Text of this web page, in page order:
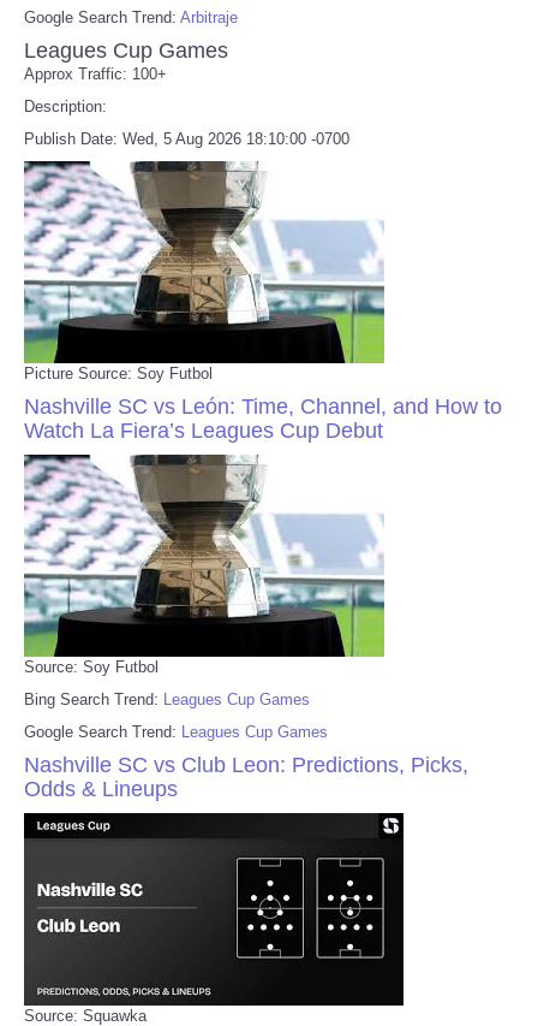
Google Search Trend: Arbitraje
Leagues Cup Games
Approx Traffic: 100+
Description:
Publish Date: Wed, 5 Aug 2026 18:10:00 -0700
Picture Source: Soy Futbol
Nashville SC vs León: Time, Channel, and How to
Watch La Fiera’s Leagues Cup Debut
Source: Soy Futbol
Bing Search Trend: Leagues Cup Games
Google Search Trend: Leagues Cup Games
Nashville SC vs Club Leon: Predictions, Picks,
Odds & Lineups
Source: Squawka